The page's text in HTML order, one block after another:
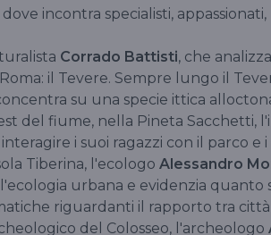
incontra specialisti, appassionati,
Corrado Battisti, che
il Tevere. Sempre lungo il
su una specie ittica
del fiume, nella Pineta Sacchetti,
i suoi ragazzi con il parco e
Tiberina, l'ecologo Alessandro
urbana e evidenzia quanto
riguardanti il rapporto tra
del Colosseo, l'archeologo